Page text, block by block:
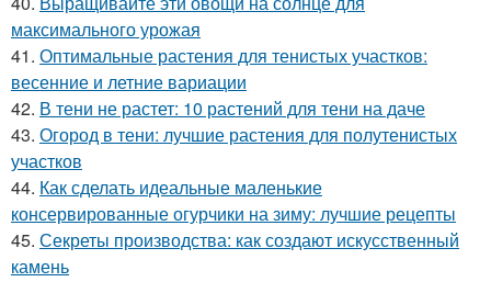
максимального урожая
41. Оптимальные растения для тенистых участков:
весенние и летние вариации
42. В тени не растет: 10 растений для тени на даче
43. Огород в тени: лучшие растения для полутенистых
участков
44. Как сделать идеальные маленькие
консервированные огурчики на зиму: лучшие рецепты
45. Секреты производства: как создают искусственный
камень